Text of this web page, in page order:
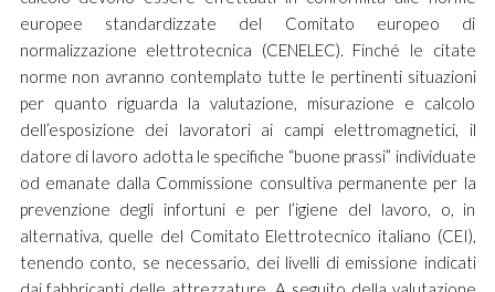
europee standardizzate del Comitato europeo di
normalizzazione elettrotecnica (CENELEC). Finché le citate
norme non avranno contemplato tutte le pertinenti situazioni
per quanto riguarda la valutazione, misurazione e calcolo
dell’esposizione dei lavoratori ai campi elettromagnetici, il
datore di lavoro adotta le specifiche “buone prassi” individuate
od emanate dalla Commissione consultiva permanente per la
prevenzione degli infortuni e per l’igiene del lavoro, o, in
alternativa, quelle del Comitato Elettrotecnico italiano (CEI),
tenendo conto, se necessario, dei livelli di emissione indicati